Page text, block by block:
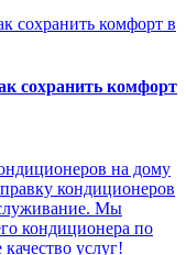
сохранить комфорт
на дому
кондиционеров
Мы
кондиционера по
услуг!